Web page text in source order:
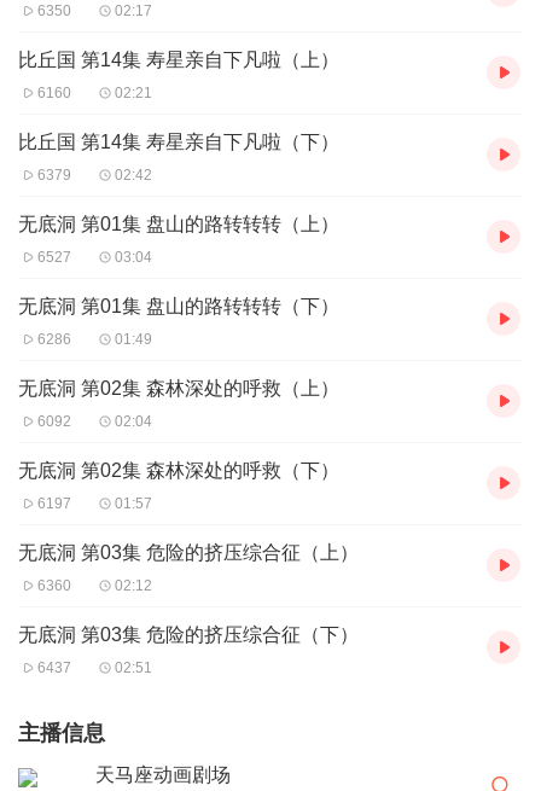
6350 02:17
比丘国 第14集 寿星亲自下凡啦（上）
6160 02:21
比丘国 第14集 寿星亲自下凡啦（下）
6379 02:42
无底洞 第01集 盘山的路转转转（上）
6527 03:04
无底洞 第01集 盘山的路转转转（下）
6286 01:49
无底洞 第02集 森林深处的呼救（上）
6092 02:04
无底洞 第02集 森林深处的呼救（下）
6197 01:57
无底洞 第03集 危险的挤压综合征（上）
6360 02:12
无底洞 第03集 危险的挤压综合征（下）
6437 02:51
主播信息
天马座动画剧场